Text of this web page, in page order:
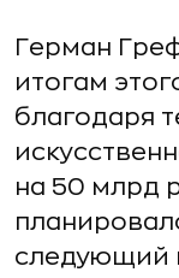
Герман
итогам
благодаря
на 50 млрд
следующий